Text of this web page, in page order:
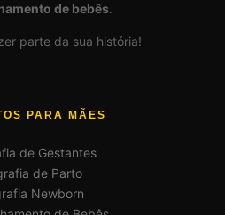
de bebês.
parte da sua história!
PARA MÃES
de Gestantes
de Parto
Newborn